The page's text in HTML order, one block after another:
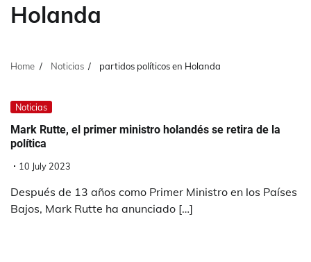
Holanda
Home Noticias partidos políticos en Holanda
Noticias
Mark Rutte, el primer ministro holandés se retira de la
política
10 July 2023
Después de 13 años como Primer Ministro en los Países
Bajos, Mark Rutte ha anunciado […]